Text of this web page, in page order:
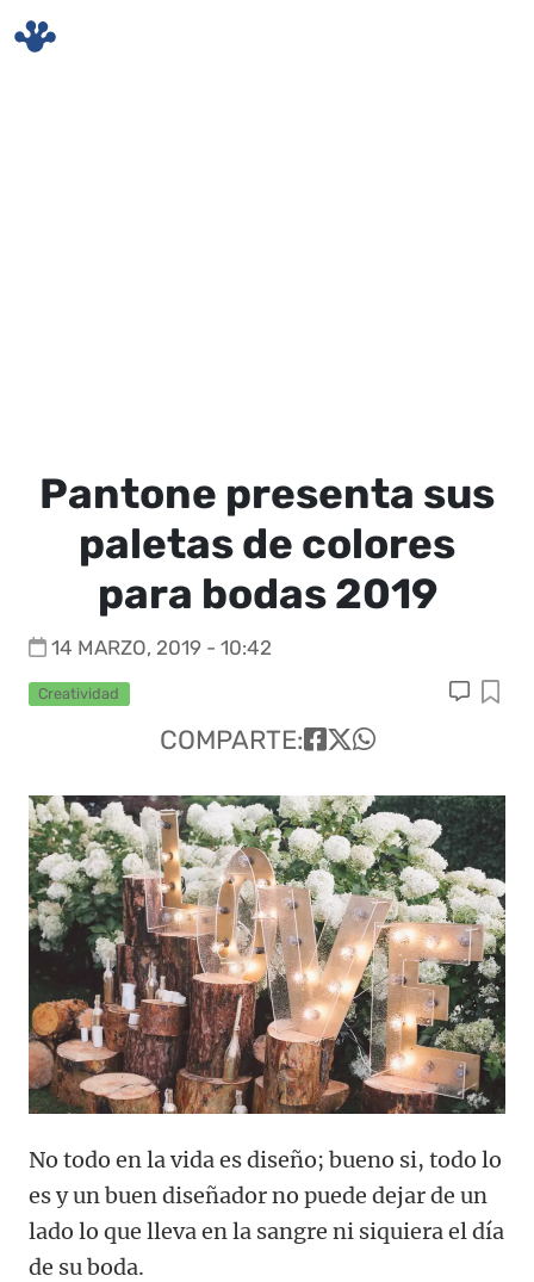
Pantone presenta sus
paletas de colores
para bodas 2019
14 MARZO, 2019 - 10:42
Creatividad
COMPARTE:
No todo en la vida es diseño; bueno si, todo lo
es y un buen diseñador no puede dejar de un
lado lo que lleva en la sangre ni siquiera el día
de su boda.